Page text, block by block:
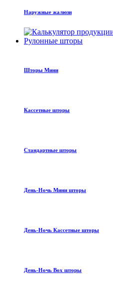
Наружные жалюзи
Рулонные шторы
Шторы Мини
Кассетные шторы
Стандартные шторы
День-Ночь Мини шторы
День-Ночь Кассетные шторы
День-Ночь Box шторы